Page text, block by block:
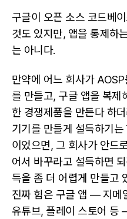
구글이 오픈 소스 코드베
것도 있지만, 앱을 통제하
는 아니다.
만약에 어느 회사가
를 만들고, 구글 앱을 복제
한 경쟁제품을 만든다 하
기기를 만들게 설득하기
이었으면, 그 회사가 안드
어서 바꾸라고 설득하면
득을 좀 더 어렵게 만들고
진짜 힘은 구글 앱 — 지메
유튜브, 플레이 스토어 등